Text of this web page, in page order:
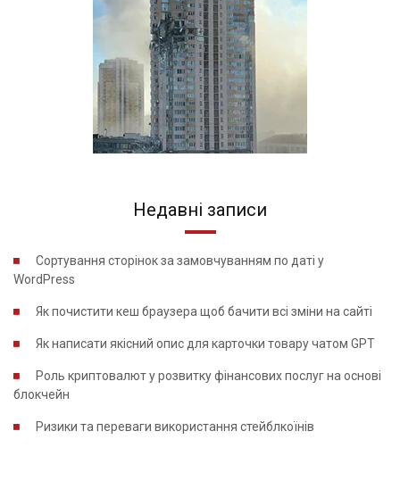
Недавні записи
Сортування сторінок за замовчуванням по даті у
WordPress
Як почистити кеш браузера щоб бачити всі зміни на сайті
Як написати якісний опис для карточки товару чатом GPT
Роль криптовалют у розвитку фінансових послуг на основі
блокчейн
Ризики та переваги використання стейблкоїнів